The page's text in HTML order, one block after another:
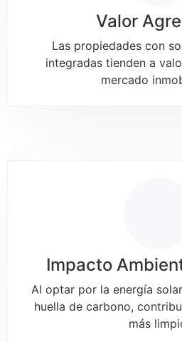
Valor
Las propiedades con
integradas tienden a
mercado
Impacto
Al optar por la energía
huella de carbono,
más